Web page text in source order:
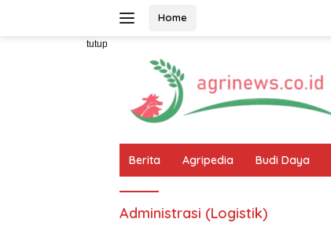
Home
tutup
Berita Agripedia Budi Daya
Administrasi (Logistik)